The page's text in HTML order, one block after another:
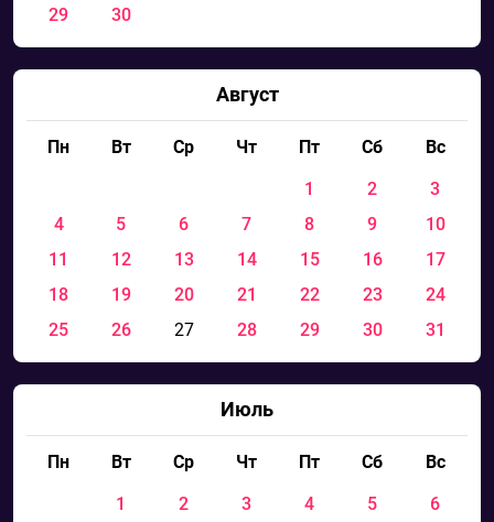
29
30
Август
Пн Вт Ср Чт Пт Сб
Вс
1
2
3
4
5 6 7 8 9
10
11
12 13 14 15 16
17
18
19 20 21 22 23
24
25
26 27 28 29 30 31
Июль
Пн Вт Ср Чт Пт Сб
Вс
1
2 3 4 5
6